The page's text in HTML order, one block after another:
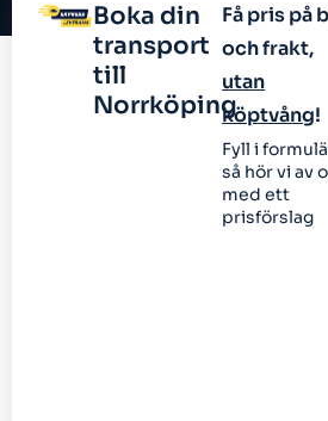
Boka din
transport
till
Norrköping
Få pris på
och frakt,
utan
köptvång!
Fyll i
så hör vi av
med ett
prisförslag